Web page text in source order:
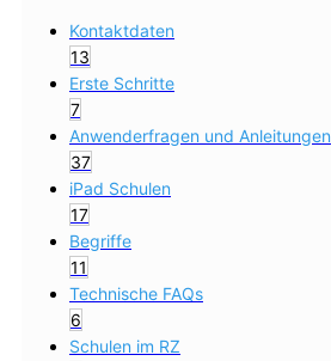
Kontaktdaten
13
Erste Schritte
7
Anwenderfragen und Anleitungen
37
iPad Schulen
17
Begriffe
11
Technische FAQs
6
Schulen im RZ